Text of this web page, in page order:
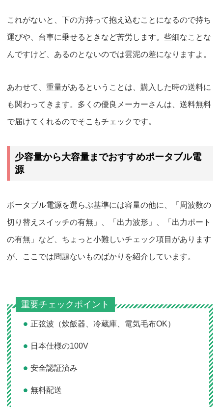
これがないと、下の方持って抱え込むことになるので持ち
運びや、台車に乗せるときなど苦労します。些細なことな
んですけど、あるのとないのでは雲泥の差になりますよ。
あわせて、重量があるということは、購入した時の送料に
も関わってきます。多くの優良メーカーさんは、送料無料
で届けてくれるのでそこもチェックです。
少容量から大容量までおすすめポータブル電
源
ポータブル電源を選らぶ基準には容量の他に、「周波数の
切り替えスイッチの有無」、「出力波形」、「出力ポート
の有無」など、ちょっと小難しいチェック項目があります
が、ここでは問題ないものばかりを紹介しています。
重要チェックポイント
正弦波（炊飯器、冷蔵庫、電気毛布OK）
日本仕様の100V
安全認証済み
無料配送